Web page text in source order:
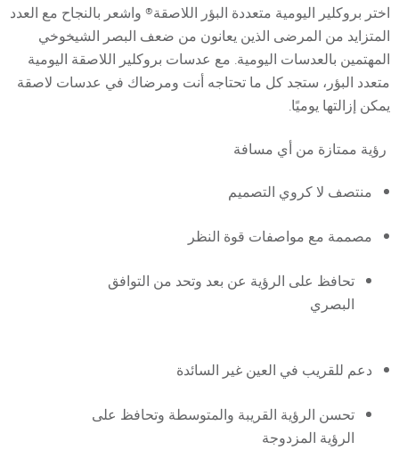
اختر بروكلير اليومية متعددة البؤر اللاصقة® واشعر بالنجاح مع العدد
المتزايد من المرضى الذين يعانون من ضعف البصر الشيخوخي
المهتمين بالعدسات اليومية. مع عدسات بروكلير اللاصقة اليومية
متعدد البؤر، ستجد كل ما تحتاجه أنت ومرضاك في عدسات لاصقة
يمكن إزالتها يوميًا.
رؤية ممتازة من أي مسافة
منتصف لا كروي التصميم
مصممة مع مواصفات قوة النظر
تحافظ على الرؤية عن بعد وتحد من التوافق
البصري
دعم للقريب في العين غير السائدة
تحسن الرؤية القريبة والمتوسطة وتحافظ على
الرؤية المزدوجة